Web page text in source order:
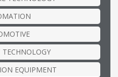
TECHNOLOGY
EQUIPMENT